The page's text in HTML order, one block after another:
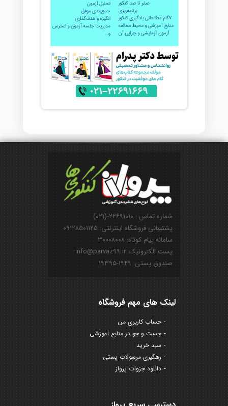
شماره تماس : ۲۲۶۹۱۰۱۰-(۰۲۱)
پشتیبانی فروشگاه اینترنتی: ۰۹۱۲۸۵۰۱۱۲۵
سامانه پیام کوتاه: ۳۰۰۰۸۰۰۸
پست الکترونیک: info@parvaz99.ir
صندوق پستی: ۱۹۴۹-۱۹۳۹۵
لینک های مهم فروشگاه
حساب کاربری من
جست و جو در منابع آموزشی
سبد خرید
رهگیری مرسولات پستی
دانلود جزوات پرواز